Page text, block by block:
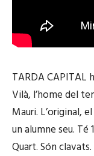
TARDA CAPITAL
Vilà, l’home del
Mauri. L’original,
un alumne seu. Té
Quart. Són clavats.